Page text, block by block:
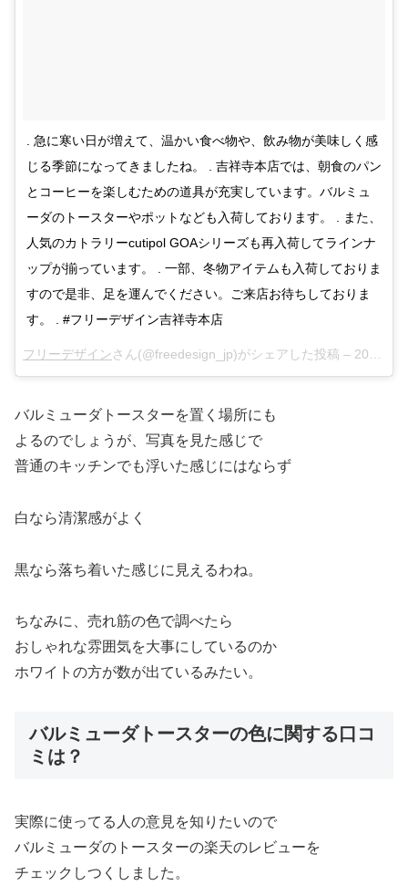
. 急に寒い日が増えて、温かい食べ物や、飲み物が美味しく感
じる季節になってきましたね。 . 吉祥寺本店では、朝食のパン
とコーヒーを楽しむための道具が充実しています。バルミュ
ーダのトースターやポットなども入荷しております。 . また、
人気のカトラリーcutipol GOAシリーズも再入荷してラインナ
ップが揃っています。 . 一部、冬物アイテムも入荷しておりま
すので是非、足を運んでください。ご来店お待ちしておりま
す。 . #フリーデザイン吉祥寺本店
フリーデザインさん(@freedesign_jp)がシェアした投稿 – 2017年10月月14日午後7時20分PDT
バルミューダトースターを置く場所にも
よるのでしょうが、写真を見た感じで
普通のキッチンでも浮いた感じにはならず
白なら清潔感がよく
黒なら落ち着いた感じに見えるわね。
ちなみに、売れ筋の色で調べたら
おしゃれな雰囲気を大事にしているのか
ホワイトの方が数が出ているみたい。
バルミューダトースターの色に関する口コ
ミは？
実際に使ってる人の意見を知りたいので
バルミューダのトースターの楽天のレビューを
チェックしつくしました。